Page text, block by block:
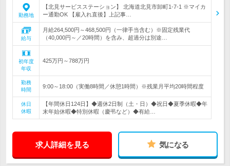
勤務地
【北見サービスステーション】 北海道北見市卸町1-7-1 ※マイカ
ー通勤OK 【雇入れ直後】上記事…
給与
月給264,500円～468,500円（一律手当含む）※固定残業代
（40,000円～／20時間）を含み、超過分は別途…
初年度
年収
425万円～788万円
勤務
時間
9:00～18:00（実働8時間／休憩1時間）※残業月平均20時間程度
休日
休暇
【年間休日124日】◆週休2日制（土・日）◆祝日◆夏季休暇◆年
末年始休暇◆特別休暇（慶弔など）◆有給…
求人詳細を見る 気になる